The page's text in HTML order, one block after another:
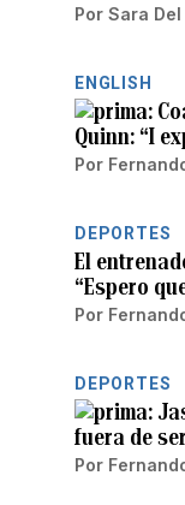
Por Sara
ENGLISH
Quinn: “I
Por
DEPORTES
El
“Espero
Por
DEPORTES
fuera de
Por